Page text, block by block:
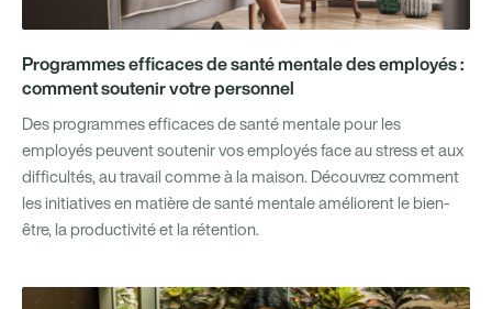
Programmes efficaces de santé mentale des employés :
comment soutenir votre personnel
Des programmes efficaces de santé mentale pour les
employés peuvent soutenir vos employés face au stress et aux
difficultés, au travail comme à la maison. Découvrez comment
les initiatives en matière de santé mentale améliorent le bien-
être, la productivité et la rétention.